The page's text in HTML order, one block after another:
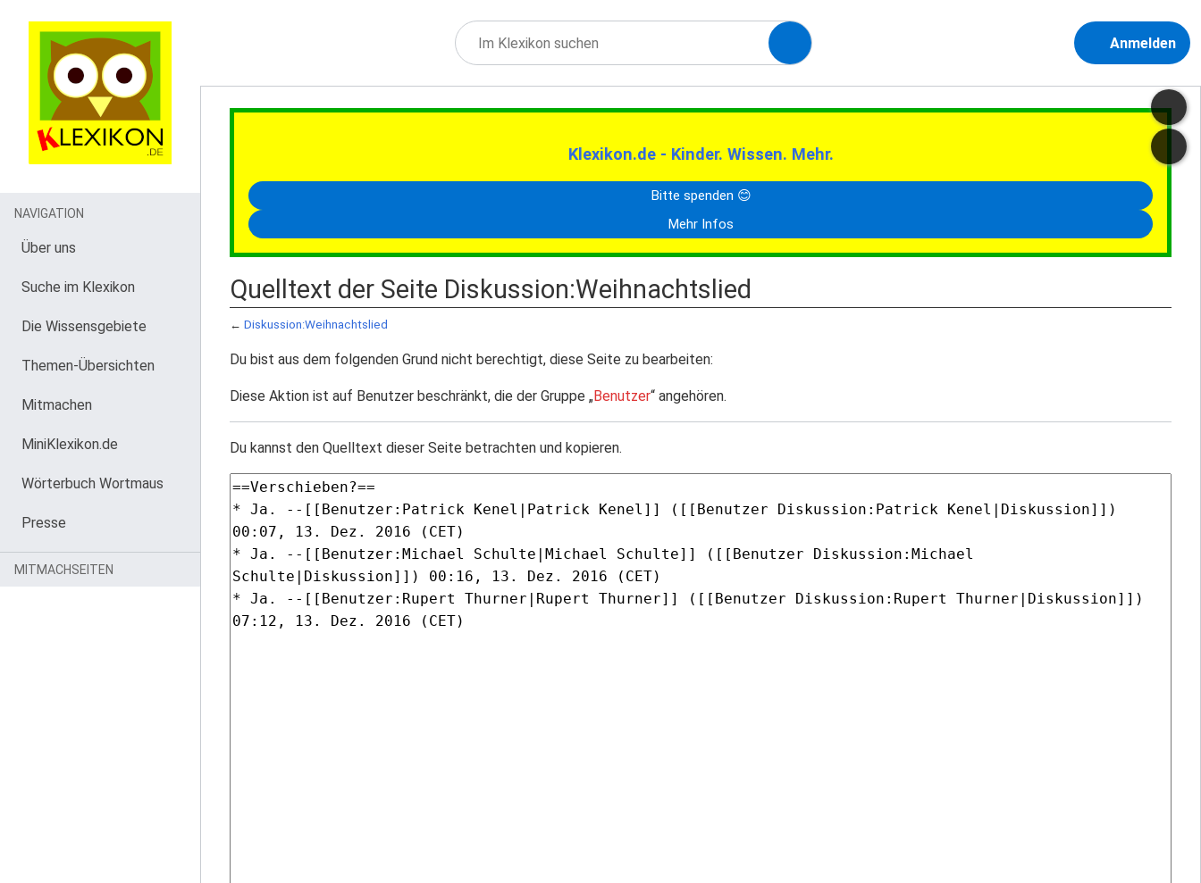
Anmelden
Klexikon.de - Kinder. Wissen. Mehr.
Bitte spenden 😊
Mehr Infos
Quelltext der Seite Diskussion:Weihnachtslied
← Diskussion:Weihnachtslied
Du bist aus dem folgenden Grund nicht berechtigt, diese Seite zu bearbeiten:
Diese Aktion ist auf Benutzer beschränkt, die der Gruppe „Benutzer“ angehören.
Du kannst den Quelltext dieser Seite betrachten und kopieren.
NAVIGATION
Über uns
Suche im Klexikon
Die Wissensgebiete
Themen-Übersichten
Mitmachen
MiniKlexikon.de
Wörterbuch Wortmaus
Presse
MITMACHSEITEN